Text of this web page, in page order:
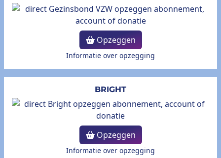
Opzeggen
Informatie over opzegging
BRIGHT
Opzeggen
Informatie over opzegging